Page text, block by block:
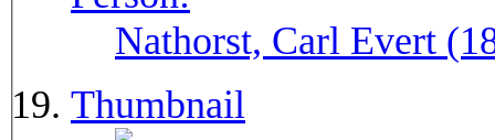
Nathorst, Carl Evert
Thumbnail